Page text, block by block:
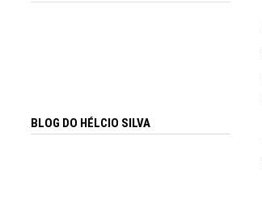
BLOG DO HÉLCIO SILVA